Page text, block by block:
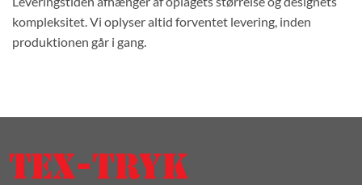
kompleksitet. Vi oplyser altid forventet levering, inden
produktionen går i gang.